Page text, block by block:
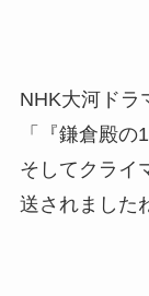
NHK大河ドラ
「『鎌倉殿
そしてクライ
送されました